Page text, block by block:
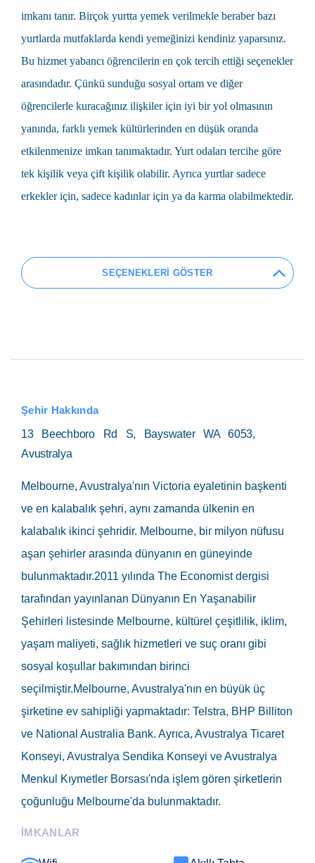
imkanı tanır. Birçok yurtta yemek verilmekle beraber bazı
yurtlarda mutfaklarda kendi yemeğinizi kendiniz yaparsınız.
Bu hizmet yabancı öğrencilerin en çok tercih ettiği seçenekler
arasındadır. Çünkü sunduğu sosyal ortam ve diğer
öğrencilerle kuracağınız ilişkiler için iyi bir yol olmasının
yanında, farklı yemek kültürlerinden en düşük oranda
etkilenmenize imkan tanımaktadır. Yurt odaları tercihe göre
tek kişilik veya çift kişilik olabilir. Ayrıca yurtlar sadece
erkekler için, sadece kadınlar için ya da karma olabilmektedir.
SEÇENEKLERİ GÖSTER
Şehir Hakkında
13 Beechboro Rd S, Bayswater WA 6053,
Avustralya
Melbourne, Avustralya'nın Victoria eyaletinin başkenti
ve en kalabalık şehri, aynı zamanda ülkenin en
kalabalık ikinci şehridir. Melbourne, bir milyon nüfusu
aşan şehirler arasında dünyanın en güneyinde
bulunmaktadır.2011 yılında The Economist dergisi
tarafından yayınlanan Dünyanın En Yaşanabilir
Şehirleri listesinde Melbourne, kültürel çeşitlilik, iklim,
yaşam maliyeti, sağlık hizmetleri ve suç oranı gibi
sosyal koşullar bakımından birinci
seçilmiştir.Melbourne, Avustralya'nın en büyük üç
şirketine ev sahipliği yapmaktadır: Telstra, BHP Billiton
ve National Australia Bank. Ayrıca, Avustralya Ticaret
Konseyi, Avustralya Sendika Konseyi ve Avustralya
Menkul Kıymetler Borsası'nda işlem gören şirketlerin
çoğunluğu Melbourne'da bulunmaktadır.
İMKANLAR